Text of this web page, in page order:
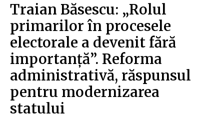
Traian Băsescu: „Rolul
primarilor în procesele
electorale a devenit fără
importanță”. Reforma
administrativă, răspunsul
pentru modernizarea
statului